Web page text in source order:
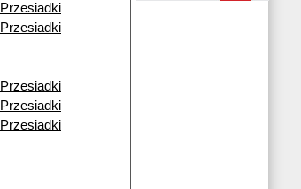
Przesiadki
Przesiadki
Przesiadki
Przesiadki
Przesiadki